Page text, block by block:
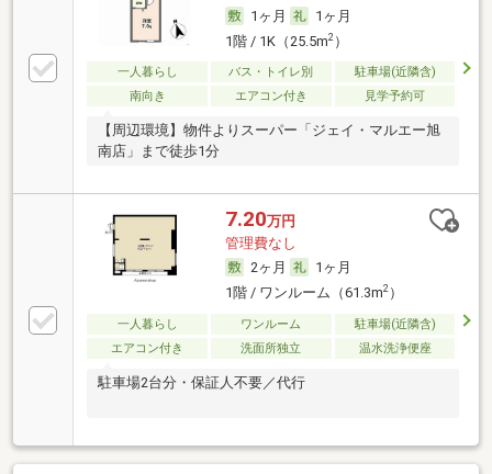
1ヶ月
1ヶ月
1階 / 1K（25.5m2）
一人暮らし バス・トイレ別
駐車場(近隣含)
南向き
エアコン付き 見学予約可
【周辺環境】物件よりスーパー「ジェイ・マルエー旭
南店」まで徒歩1分
7.20万円
管理費なし
2ヶ月
1ヶ月
1階 / ワンルーム（61.3m2）
一人暮らし ワンルーム
駐車場(近隣含)
エアコン付き
洗面所独立 温水洗浄便座
駐車場2台分・保証人不要／代行